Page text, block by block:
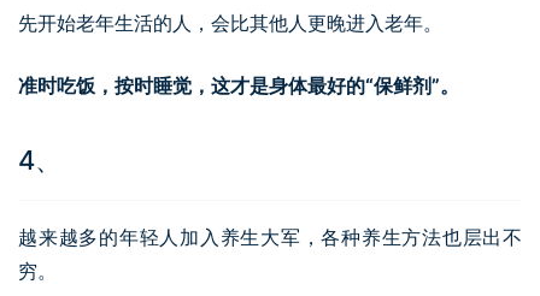
先开始老年生活的人，会比其他人更晚进入老年。
准时吃饭，按时睡觉，这才是身体最好的“保鲜剂”。
4、
越来越多的年轻人加入养生大军，各种养生方法也层出不
穷。